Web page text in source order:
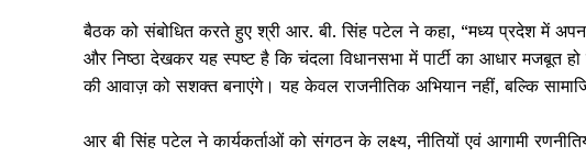
बैठक को संबोधित करते हुए श्री आर. बी. सिंह पटेल ने कहा, “मध्य प्रदेश में
और निष्ठा देखकर यह स्पष्ट है कि चंदला विधानसभा में पार्टी का आधार मजबूत
की आवाज़ को सशक्त बनाएंगे। यह केवल राजनीतिक अभियान नहीं, बल्कि
आर बी सिंह पटेल ने कार्यकर्ताओं को संगठन के लक्ष्य, नीतियों एवं आगामी